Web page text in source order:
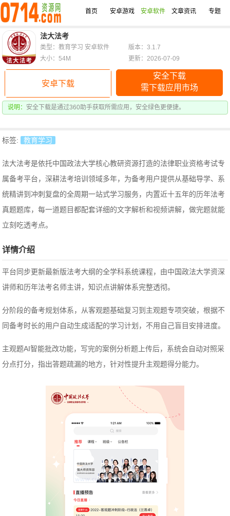
首页 安卓游戏 安卓软件 文章资讯 专题
法大法考
安卓下载
安全下载
需下载应用市场
说明： 安全下载是通过360助手获取所需应用，安全绿色更便捷。
类型：教育学习 安卓软件
版本：3.1.7
大小：54M
更新：2026-07-09
标签: 教育学习
法大法考是依托中国政法大学核心教研资源打造的法律职业资格考试专
属备考平台，深耕法考培训领域多年，为备考用户提供从基础导学、系
统精讲到冲刺复盘的全周期一站式学习服务， 内置近十五年的历年法考
真题题库，每一道题目都配套详细的文字解析和视频讲解，做完题就能
立刻吃透考点。
详情介绍
平台同步更新最新版法考大纲的全学科系统课程，由中国政法大学资深
讲师和历年法考名师主讲，知识点讲解体系完整透彻。
分阶段的备考规划体系，从客观题基础复习到主观题专项突破，根据不
同备考时长的用户自动生成适配的学习计划，不用自己盲目安排进度。
主观题AI智能批改功能，写完的案例分析题上传后，系统会自动对照采
分点打分，指出答题疏漏的地方，针对性提升主观题得分能力。